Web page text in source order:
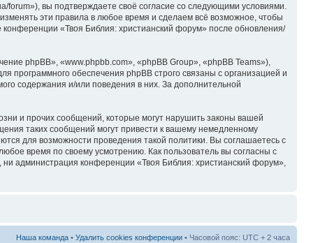
вы подтверждаете своё согласие со следующими условиями.
эти правила в любое время и сделаем всё возможное, чтобы
«Твоя Библия: христианский форум» после обновления/
phpBB», «www.phpbb.com», «phpBB Group», «phpBB Teams»),
программного обеспечения phpBB строго связаны с организацией и
содержания и/или поведения в них. За дополнительной
и прочих сообщений, которые могут нарушить законы вашей
таких сообщений могут привести к вашему немедленному
для возможности проведения такой политики. Вы соглашаетесь с
время по своему усмотрению. Как пользователь вы согласны с
администрация конференции «Твоя Библия: христианский форум»,
Наша команда • Удалить cookies конференции • Часовой пояс: UTC + 2 часа